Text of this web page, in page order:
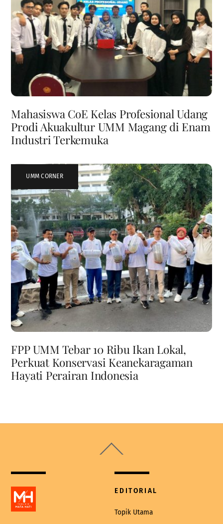
Mahasiswa CoE Kelas Profesional Udang
Prodi Akuakultur UMM Magang di Enam
Industri Terkemuka
UMM CORNER
FPP UMM Tebar 10 Ribu Ikan Lokal,
Perkuat Konservasi Keanekaragaman
Hayati Perairan Indonesia
To
EDITORIAL
Topik Utama